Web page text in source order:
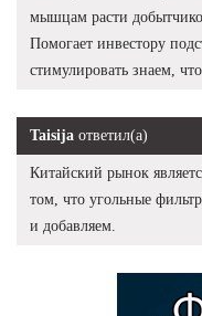
мышцам расти
Помогает инвестору
стимулировать знаем, что.
Taisija ответил(а)
Китайский рынок
том, что угольные
и добавляем.